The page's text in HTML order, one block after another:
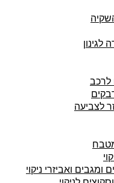
לגינון
לרכב
לצביעה
ומגבים ואביזרי ניקוי